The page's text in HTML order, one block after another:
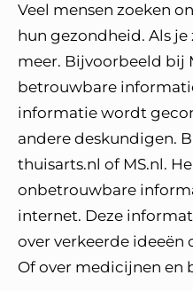
Veel mensen zoeken
hun gezondheid. Als
meer. Bijvoorbeeld bij
betrouwbare
informatie wordt
andere deskundigen.
thuisarts.nl of MS.nl.
onbetrouwbare
internet. Deze
over verkeerde ideeën
Of over medicijnen en